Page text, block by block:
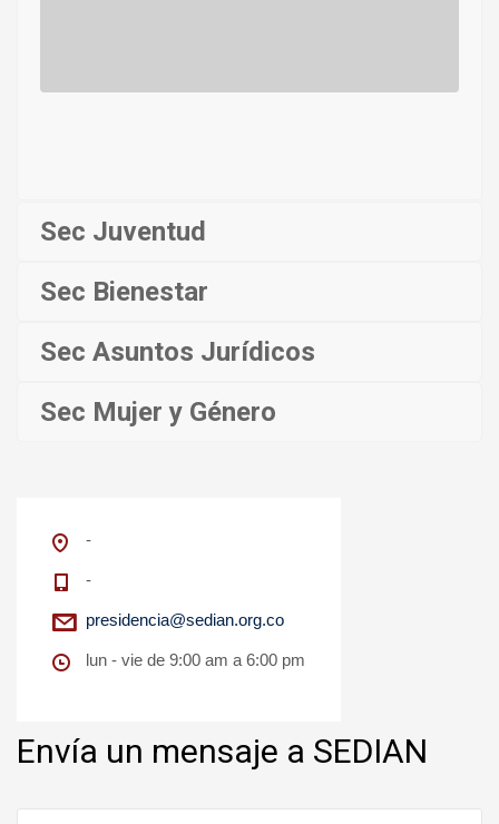
Sec Juventud
Sec Bienestar
Sec Asuntos Jurídicos
Sec Mujer y Género
-
-
presidencia@sedian.org.co
lun - vie de 9:00 am a 6:00 pm
Envía un mensaje a SEDIAN